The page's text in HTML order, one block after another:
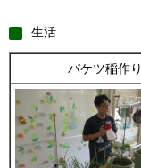
生活
バケツ稲作り